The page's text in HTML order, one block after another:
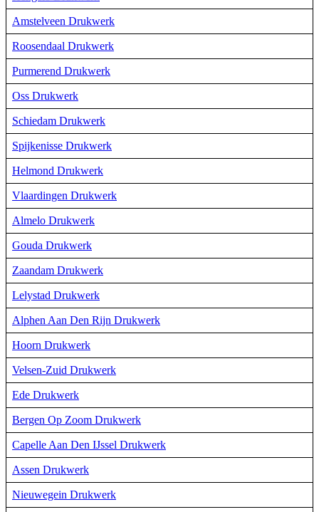
Amstelveen Drukwerk
Roosendaal Drukwerk
Purmerend Drukwerk
Oss Drukwerk
Schiedam Drukwerk
Spijkenisse Drukwerk
Helmond Drukwerk
Vlaardingen Drukwerk
Almelo Drukwerk
Gouda Drukwerk
Zaandam Drukwerk
Lelystad Drukwerk
Alphen Aan Den Rijn Drukwerk
Hoorn Drukwerk
Velsen-Zuid Drukwerk
Ede Drukwerk
Bergen Op Zoom Drukwerk
Capelle Aan Den IJssel Drukwerk
Assen Drukwerk
Nieuwegein Drukwerk